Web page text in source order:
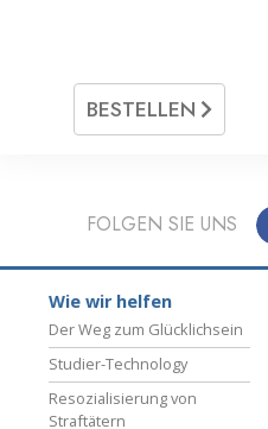
BESTELLEN
FOLGEN SIE UNS
Wie wir helfen
Der Weg zum Glücklichsein
Studier-Technology
Resozialisierung von
Straftätern